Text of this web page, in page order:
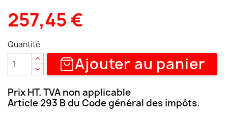
257,45 €
Quantité
Ajouter au panier
Prix HT. TVA non applicable
Article 293 B du Code général des impôts.